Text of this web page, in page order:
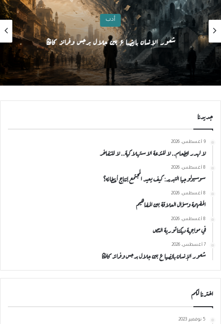
أدب
شعور الإنسان بالضياع بين جلال برجس وفرانز كافكا
جديدنا
9 أغسطس، 2026
لا لهدر الطعام.. لا للنزعة الاستهلاكية.. لا للتفاخر
8 أغسطس، 2026
سوسيولوجيا التبرير: كيف يعيد المجتمع إنتاج أخطائه؟
8 أغسطس، 2026
المفهمة وسؤال العلاقة بين المفاهيم
8 أغسطس، 2026
في مواجهة ديكتاتورية النص
7 أغسطس، 2026
شعور الإنسان بالضياع بين جلال برجس وفرانز كافكا
اخترنا لكم
5 نوفمبر، 2023